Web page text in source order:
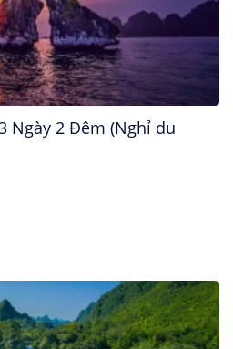
Ngày 2 Đêm (Nghỉ du